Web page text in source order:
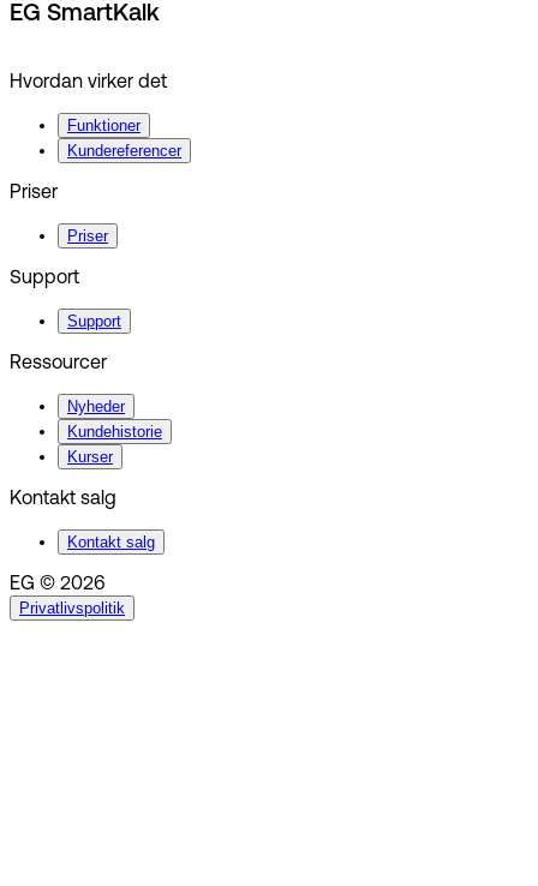
EG SmartKalk
Hvordan virker det
Funktioner
Kundereferencer
Priser
Priser
Support
Support
Ressourcer
Nyheder
Kundehistorie
Kurser
Kontakt salg
Kontakt salg
EG © 2026
Privatlivspolitik